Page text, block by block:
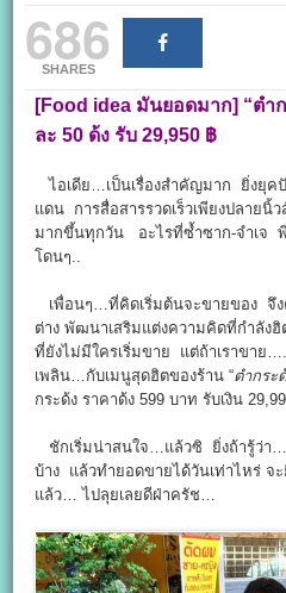
686
SHARES
[Food idea มันยอดมาก] “ตำ
ละ 50 ด้ง รับ 29,950 ฿
ไอเดีย…เป็นเรื่องสำคัญมาก ยิ่งยุค
แดน การสื่อสารรวดเร็วเพียงปลาย
มากขึ้นทุกวัน อะไรที่ซ้ำซาก-จำเจ
โดนๆ..
เพื่อนๆ…ที่คิดเริ่มต้นจะขายของ จึ
ต่าง พัฒนาเสริมแต่งความคิดที่กำลัง
ที่ยังไม่มีใครเริ่มขาย แต่ถ้าเราขาย
เพลิน…กับเมนูสุดฮิตของร้าน “ตำกระ
กระด้ง ราคาด้ง 599 บาท รับเงิน
ชักเริ่มน่าสนใจ…แล้วซิ ยิ่งถ้ารู้ว่า…
บ้าง แล้วทำยอดขายได้วันเท่าไหร่
แล้ว… ไปลุยเลยดีฝ่าครัช…